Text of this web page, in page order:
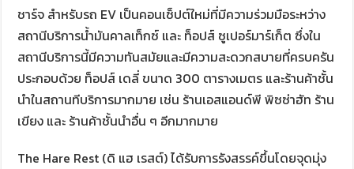
ชาร์จ สำหรับรถ EV เป็นคอนเซ็ปต์ใหม่ที่มีความร่วมมือระหว่าง
สถานีบริการน้ำมันคาลเท็กซ์ และ ท็อปส์ ซูเปอร์มาร์เก็ต ซึ่งใน
สถานีบริการนี้มีความทันสมัยและมีความสะดวกสบายที่ครบครัน
ประกอบด้วย ท็อปส์ เดลี่ ขนาด 300 ตารางเมตร และร้านค้าชั้น
นำในสถานทีบริการมากมาย เช่น ร้านเอสแอนด์พี พิซซ่าฮัท ร้าน
เขียง และ ร้านค้าชั้นนำอื่น ๆ อีกมากมาย
The Hare Rest (ดิ แฮ เรสต์) ได้รับการรังสรรค์ขึ้นโดยจุดมุ่ง